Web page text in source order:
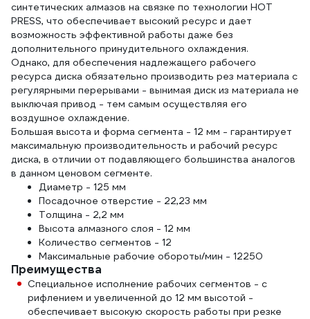
синтетических алмазов на связке по технологии HOT
PRESS, что обеспечивает высокий ресурс и дает
возможность эффективной работы даже без
дополнительного принудительного охлаждения.
Однако, для обеспечения надлежащего рабочего
ресурса диска обязательно производить рез материала с
регулярными перерывами - вынимая диск из материала не
выключая привод - тем самым осуществляя его
воздушное охлаждение.
Большая высота и форма сегмента - 12 мм - гарантирует
максимальную производительность и рабочий ресурс
диска, в отличии от подавляющего большинства аналогов
в данном ценовом сегменте.
Диаметр - 125 мм
Посадочное отверстие - 22,23 мм
Толщина - 2,2 мм
Высота алмазного слоя - 12 мм
Количество сегментов - 12
Максимальные рабочие обороты/мин - 12250
Преимущества
Специальное исполнение рабочих сегментов - с
рифлением и увеличенной до 12 мм высотой -
обеспечивает высокую скорость работы при резке